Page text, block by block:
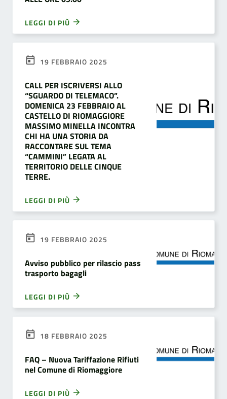
LEGGI DI PIÙ
19 FEBBRAIO 2025
CALL PER ISCRIVERSI ALLO
“SGUARDO DI TELEMACO”.
DOMENICA 23 FEBBRAIO AL
CASTELLO DI RIOMAGGIORE
MASSIMO MINELLA INCONTRA
CHI HA UNA STORIA DA
RACCONTARE SUL TEMA
“CAMMINI” LEGATA AL
TERRITORIO DELLE CINQUE
TERRE.
LEGGI DI PIÙ
19 FEBBRAIO 2025
Avviso pubblico per rilascio pass
trasporto bagagli
LEGGI DI PIÙ
18 FEBBRAIO 2025
FAQ – Nuova Tariffazione Rifiuti
nel Comune di Riomaggiore
LEGGI DI PIÙ